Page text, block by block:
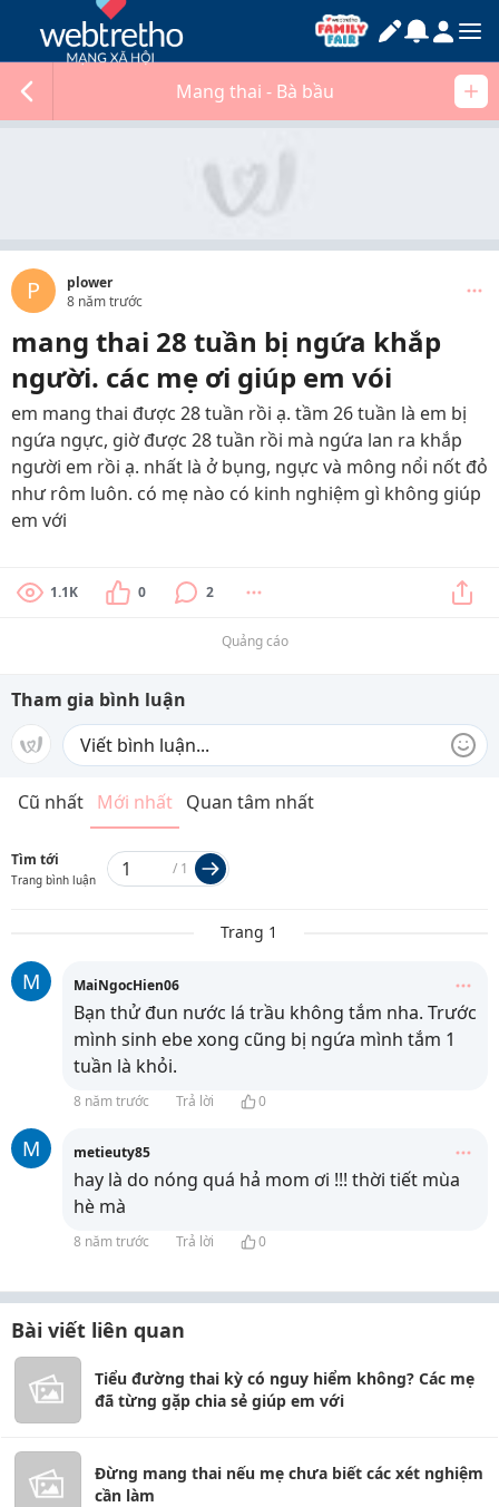
Mang thai - Bà bầu
P
plower
8 năm trước
mang thai 28 tuần bị ngứa khắp
người. các mẹ ơi giúp em vói
em mang thai được 28 tuần rồi ạ. tầm 26 tuần là em bị
ngứa ngực, giờ được 28 tuần rồi mà ngứa lan ra khắp
người em rồi ạ. nhất là ở bụng, ngực và mông nổi nốt đỏ
như rôm luôn. có mẹ nào có kinh nghiệm gì không giúp
em với
1.1K 0 2
Quảng cáo
Tham gia bình luận
Cũ nhất Mới nhất Quan tâm nhất
Tìm tới
Trang bình luận
/ 1
Trang 1
M MaiNgocHien06
Bạn thử đun nước lá trầu không tắm nha. Trước
mình sinh ebe xong cũng bị ngứa mình tắm 1
tuần là khỏi.
8 năm trước Trả lời 0
M metieuty85
hay là do nóng quá hả mom ơi !!! thời tiết mùa
hè mà
8 năm trước Trả lời 0
Bài viết liên quan
Tiểu đường thai kỳ có nguy hiểm không? Các mẹ
đã từng gặp chia sẻ giúp em với
Đừng mang thai nếu mẹ chưa biết các xét nghiệm
cần làm